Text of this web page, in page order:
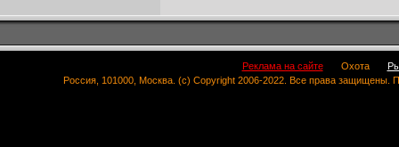
Реклама на сайте Охота
Россия, 101000, Москва. (c) Copyright 2006-2022. Все права защищены.